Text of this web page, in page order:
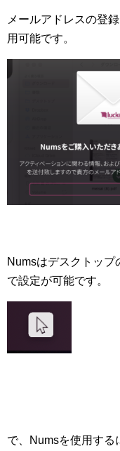
メールアドレスの登
用可能です。
Numsはデスクトップ
で設定が可能です。
で、Numsを使用する